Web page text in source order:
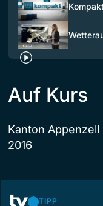
Auf Kurs
Kanton
2016
TIPP